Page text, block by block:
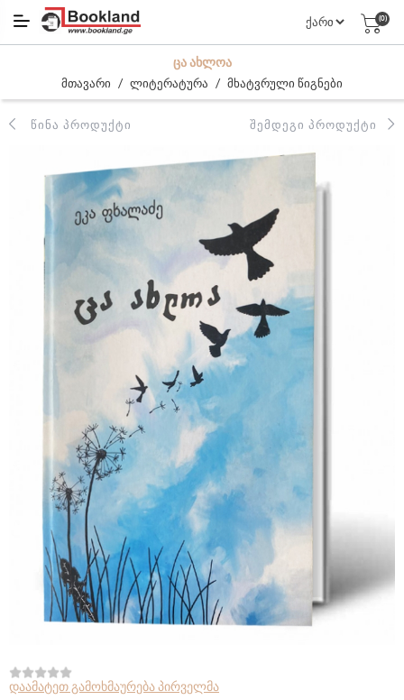
(0)
ᲪᲐ ᲐᲮᲚᲝᲐ
მთავარი / ლიტერატურა / მხატვრული წიგნები
ᲬᲘᲜᲐ ᲞᲠᲝᲓᲣᲥᲢᲘ ᲨᲔᲛᲓᲔᲒᲘ ᲞᲠᲝᲓᲣᲥᲢᲘ
დაამატეთ გამოხმაურება პირველმა